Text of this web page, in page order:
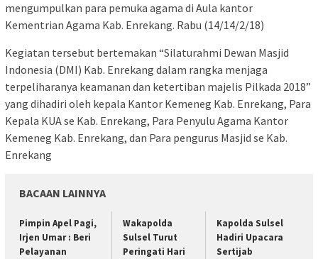
mengumpulkan para pemuka agama di Aula kantor
Kementrian Agama Kab. Enrekang. Rabu (14/14/2/18)
Kegiatan tersebut bertemakan “Silaturahmi Dewan Masjid
Indonesia (DMI) Kab. Enrekang dalam rangka menjaga
terpeliharanya keamanan dan ketertiban majelis Pilkada 2018”
yang dihadiri oleh kepala Kantor Kemeneg Kab. Enrekang, Para
Kepala KUA se Kab. Enrekang, Para Penyulu Agama Kantor
Kemeneg Kab. Enrekang, dan Para pengurus Masjid se Kab.
Enrekang
BACAAN LAINNYA
Pimpin Apel Pagi,
Irjen Umar : Beri
Pelayanan
Wakapolda
Sulsel Turut
Peringati Hari
Kapolda Sulsel
Hadiri Upacara
Sertijab